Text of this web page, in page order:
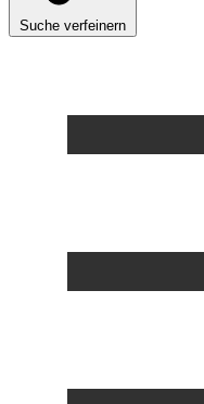
Suche verfeinern